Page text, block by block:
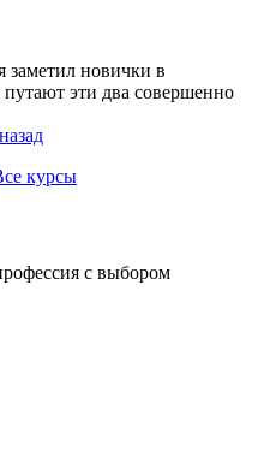
заметил новички в
эти два совершенно
курсы
с выбором